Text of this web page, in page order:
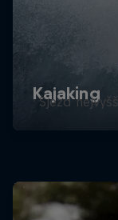
Sjezd